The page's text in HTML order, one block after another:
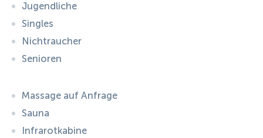
Jugendliche
Singles
Nichtraucher
Senioren
Massage auf Anfrage
Sauna
Infrarotkabine